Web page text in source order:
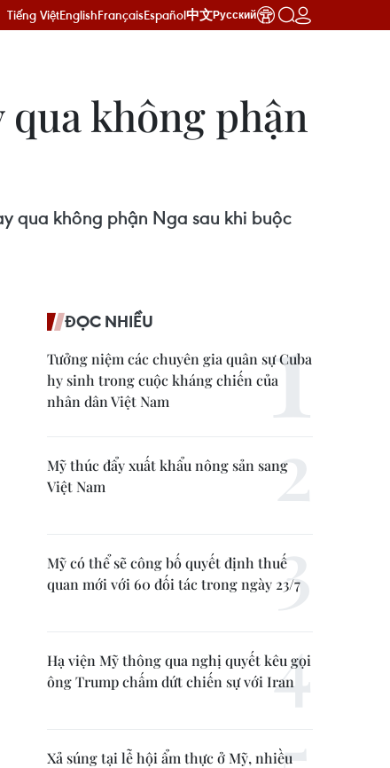
Tiếng ViệtEnglishFrançaisEspañol中文Русский
không phận
qua không phận Nga sau khi buộc
ĐỌC NHIỀU
Tưởng niệm các chuyên gia quân sự Cuba
hy sinh trong cuộc kháng chiến của
nhân dân Việt Nam
Mỹ thúc đẩy xuất khẩu nông sản sang
Việt Nam
Mỹ có thể sẽ công bố quyết định thuế
quan mới với 60 đối tác trong ngày 23/7
Hạ viện Mỹ thông qua nghị quyết kêu gọi
ông Trump chấm dứt chiến sự với Iran
Xả súng tại lễ hội ẩm thực ở Mỹ, nhiều